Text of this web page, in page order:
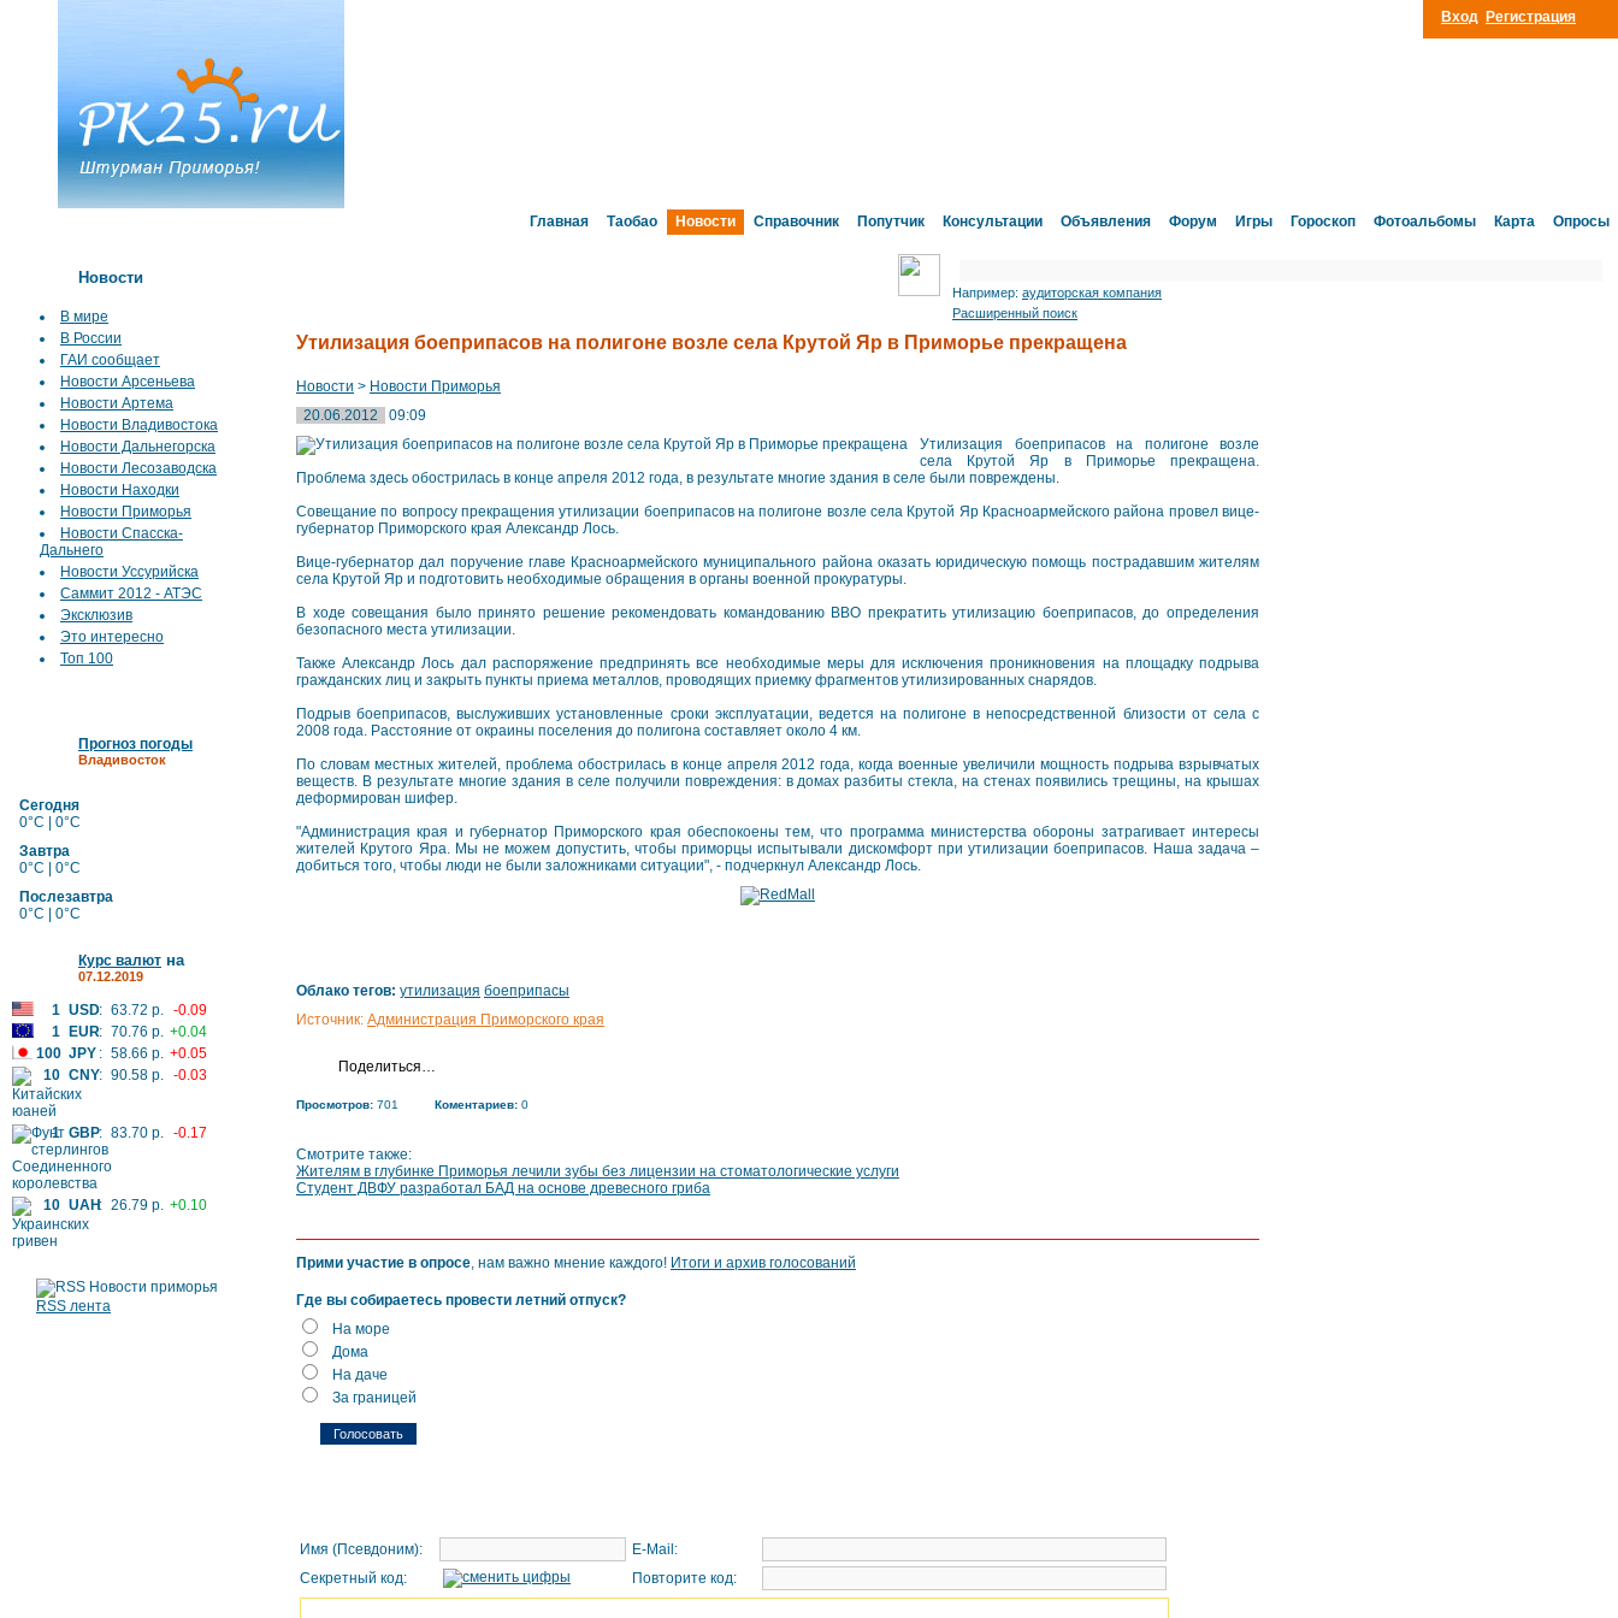
Главная Таобао Новости Справочник Попутчик Консультации Объявления Форум Игры Гороскоп Фотоальбомы Карта Опросы
Вход Регистрация
Новости
В мире
В России
ГАИ сообщает
Новости Арсеньева
Новости Артема
Новости Владивостока
Новости Дальнегорска
Новости Лесозаводска
Новости Находки
Новости Приморья
Новости Спасска-
Дальнего
Новости Уссурийска
Саммит 2012 - АТЭС
Эксклюзив
Это интересно
Топ 100
Прогноз погоды
Владивосток
Сегодня
0°C | 0°C
Завтра
0°C | 0°C
Послезавтра
0°C | 0°C
Курс валют на
07.12.2019
1 USD: 63.72 р. -0.09
1
EUR: 70.76 р. +0.04
100 JPY : 58.66 р. +0.05
10 CNY: 90.58 р. -0.03
1 GBP: 83.70 р. -0.17
10 UAH: 26.79 р. +0.10
RSS лента
Например: аудиторская компания
Расширенный поиск
Утилизация боеприпасов на полигоне возле села Крутой Яр в Приморье прекращена
Новости > Новости Приморья
20.06.2012
09:09
Утилизация боеприпасов на полигоне возле
села Крутой Яр в Приморье прекращена.
Проблема здесь обострилась в конце апреля 2012 года, в результате многие здания в селе были повреждены.
Совещание по вопросу прекращения утилизации боеприпасов на полигоне возле села Крутой Яр Красноармейского района провел вице-
губернатор Приморского края Александр Лось.
Вице-губернатор дал поручение главе Красноармейского муниципального района оказать юридическую помощь пострадавшим жителям
села Крутой Яр и подготовить необходимые обращения в органы военной прокуратуры.
В ходе совещания было принято решение рекомендовать командованию ВВО прекратить утилизацию боеприпасов, до определения
безопасного места утилизации.
Также Александр Лось дал распоряжение предпринять все необходимые меры для исключения проникновения на площадку подрыва
гражданских лиц и закрыть пункты приема металлов, проводящих приемку фрагментов утилизированных снарядов.
Подрыв боеприпасов, выслуживших установленные сроки эксплуатации, ведется на полигоне в непосредственной близости от села с
2008 года. Расстояние от окраины поселения до полигона составляет около 4 км.
По словам местных жителей, проблема обострилась в конце апреля 2012 года, когда военные увеличили мощность подрыва взрывчатых
веществ. В результате многие здания в селе получили повреждения: в домах разбиты стекла, на стенах появились трещины, на крышах
деформирован шифер.
"Администрация края и губернатор Приморского края обеспокоены тем, что программа министерства обороны затрагивает интересы
жителей Крутого Яра. Мы не можем допустить, чтобы приморцы испытывали дискомфорт при утилизации боеприпасов. Наша задача –
добиться того, чтобы люди не были заложниками ситуации", - подчеркнул Александр Лось.
Облако тегов: утилизация боеприпасы
Источник: Администрация Приморского края
Поделиться…
Просмотров: 701 Коментариев: 0
Смотрите также:
Жителям в глубинке Приморья лечили зубы без лицензии на стоматологические услуги
Студент ДВФУ разработал БАД на основе древесного гриба
Прими участие в опросе, нам важно мнение каждого! Итоги и архив голосований
Где вы собираетесь провести летний отпуск?
На море
Дома
На даче
За границей
Имя (Псевдоним):
E-Mail:
Секретный код:
Повторите код: